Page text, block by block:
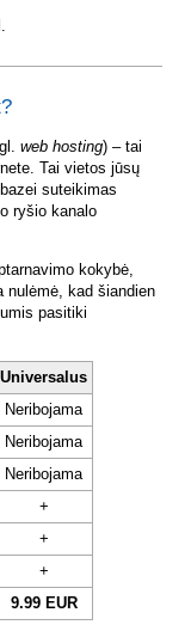
web hosting) – tai
Tai vietos jūsų
suteikimas
ryšio kanalo
kokybė,
nulėmė, kad šiandien
pasitiki
Universalus
Neribojama
Neribojama
Neribojama
+
+
+
9.99 EUR